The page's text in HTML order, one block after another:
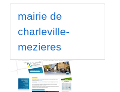
mairie de
charleville-
mezieres